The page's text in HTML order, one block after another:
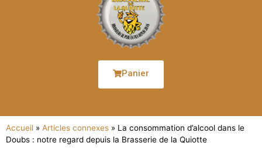
Panier
Accueil » Articles connexes » La consommation d’alcool dans le
Doubs : notre regard depuis la Brasserie de la Quiotte